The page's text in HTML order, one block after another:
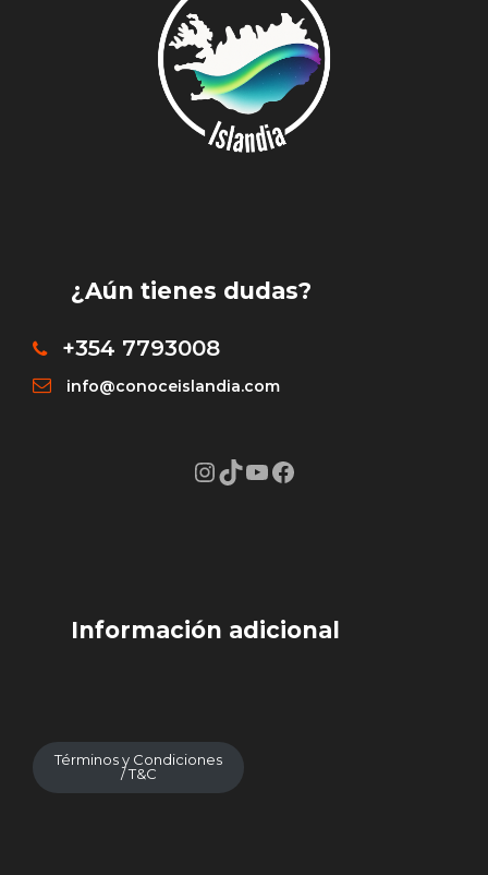
¿Aún tienes dudas?
+354 7793008
info@conoceislandia.com
InstagramTikTok YouTube Facebook
Información adicional
Términos y Condiciones
/ T&C